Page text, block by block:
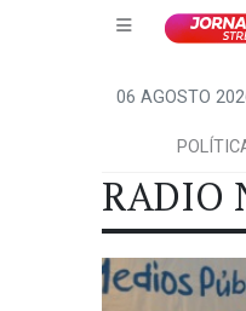
06 AGOSTO
RADIO